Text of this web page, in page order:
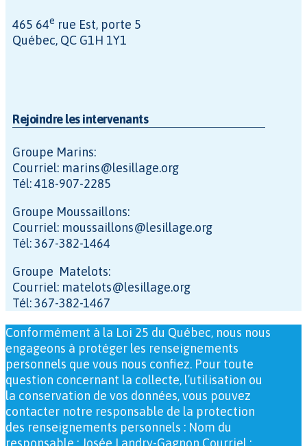
465 64e rue Est, porte 5
Québec, QC G1H 1Y1
Rejoindre les intervenants
Groupe Marins:
Courriel: marins@lesillage.org
Tél: 418-907-2285
Groupe Moussaillons:
Courriel: moussaillons@lesillage.org
Tél: 367-382-1464
Groupe Matelots:
Courriel: matelots@lesillage.org
Tél: 367-382-1467
Conformément à la Loi 25 du Québec, nous nous
engageons à protéger les renseignements
personnels que vous nous confiez. Pour toute
question concernant la collecte, l’utilisation ou
la conservation de vos données, vous pouvez
contacter notre responsable de la protection
des renseignements personnels : Nom du
responsable : Josée Landry-Gagnon Courriel :